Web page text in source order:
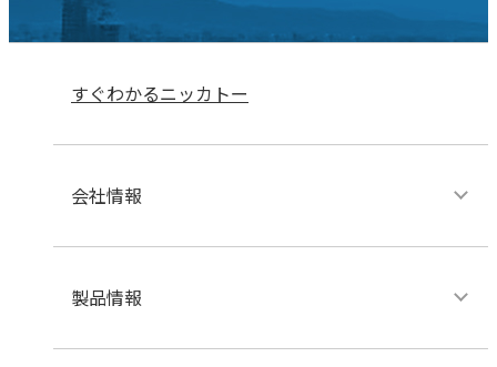
すぐわかるニッカトー
会社情報
製品情報